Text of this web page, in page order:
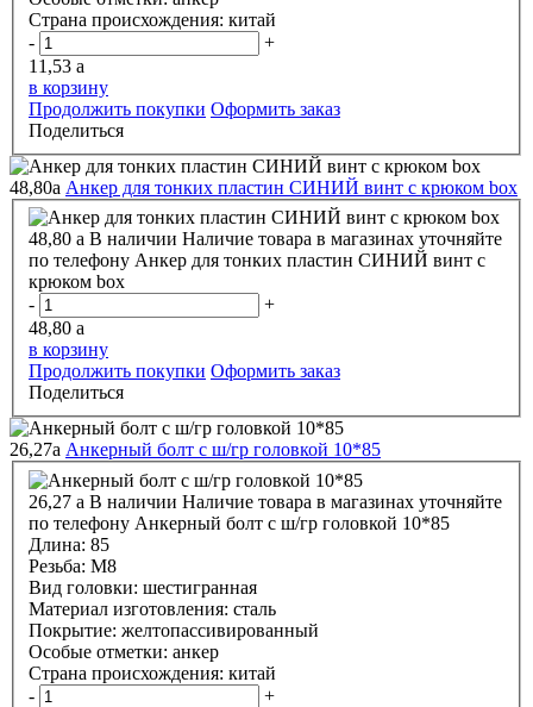
Страна происхождения: китай
-
+
11,53 a
в корзину
Продолжить покупки Оформить заказ
Поделиться
48,80a Анкер для тонких пластин СИНИЙ винт с крюком box
48,80 a В наличии Наличие товара в магазинах уточняйте
по телефону Анкер для тонких пластин СИНИЙ винт с
крюком box
-
+
48,80 a
в корзину
Продолжить покупки Оформить заказ
Поделиться
26,27a Анкерный болт с ш/гр головкой 10*85
26,27 a В наличии Наличие товара в магазинах уточняйте
по телефону Анкерный болт с ш/гр головкой 10*85
Длина: 85
Резьба: М8
Вид головки: шестигранная
Материал изготовления: сталь
Покрытие: желтопассивированный
Особые отметки: анкер
Страна происхождения: китай
-
+